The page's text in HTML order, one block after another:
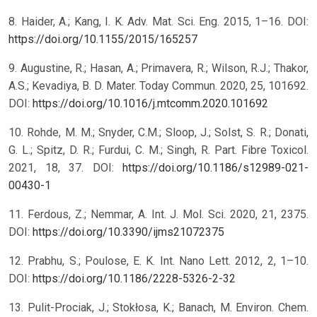
8. Haider, A.; Kang, I. K. Adv. Mat. Sci. Eng. 2015, 1–16. DOI:
https://doi.org/10.1155/2015/165257
9. Augustine, R.; Hasan, A.; Primavera, R.; Wilson, R.J.; Thakor,
A.S.; Kevadiya, B. D. Mater. Today Commun. 2020, 25, 101692.
DOI: https://doi.org/10.1016/j.mtcomm.2020.101692
10. Rohde, M. M.; Snyder, C.M.; Sloop, J.; Solst, S. R.; Donati,
G. L.; Spitz, D. R.; Furdui, C. M.; Singh, R. Part. Fibre Toxicol.
2021, 18, 37. DOI: https://doi.org/10.1186/s12989-021-
00430-1
11. Ferdous, Z.; Nemmar, A. Int. J. Mol. Sci. 2020, 21, 2375.
DOI: https://doi.org/10.3390/ijms21072375
12. Prabhu, S.; Poulose, E. K. Int. Nano Lett. 2012, 2, 1–10.
DOI: https://doi.org/10.1186/2228-5326-2-32
13. Pulit-Prociak, J.; Stokłosa, K.; Banach, M. Environ. Chem.